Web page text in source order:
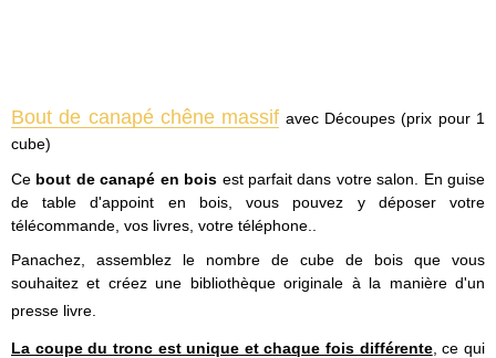
Bout de canapé chêne massif avec Découpes (prix pour 1
cube)
Ce bout de canapé en bois est parfait dans votre salon. En guise
de table d'appoint en bois, vous pouvez y déposer votre
télécommande, vos livres, votre téléphone..
Panachez, assemblez le nombre de cube de bois que vous
souhaitez et créez une bibliothèque originale à la manière d'un
presse livre.
La coupe du tronc est unique et chaque fois différente, ce qui